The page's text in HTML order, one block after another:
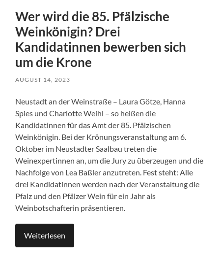
Wer wird die 85. Pfälzische
Weinkönigin? Drei
Kandidatinnen bewerben sich
um die Krone
AUGUST 14, 2023
Neustadt an der Weinstraße – Laura Götze, Hanna
Spies und Charlotte Weihl – so heißen die
Kandidatinnen für das Amt der 85. Pfälzischen
Weinkönigin. Bei der Krönungsveranstaltung am 6.
Oktober im Neustadter Saalbau treten die
Weinexpertinnen an, um die Jury zu überzeugen und die
Nachfolge von Lea Baßler anzutreten. Fest steht: Alle
drei Kandidatinnen werden nach der Veranstaltung die
Pfalz und den Pfälzer Wein für ein Jahr als
Weinbotschafterin präsentieren.
Weiterlesen